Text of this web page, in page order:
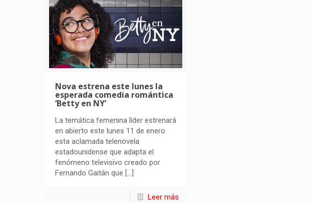
Nova estrena este lunes la
esperada comedia romántica
‘Betty en NY’
La temática femenina líder estrenará
en abierto este lunes 11 de enero
esta aclamada telenovela
estadounidense que adapta el
fenómeno televisivo creado por
Fernando Gaitán que […]
Leer más